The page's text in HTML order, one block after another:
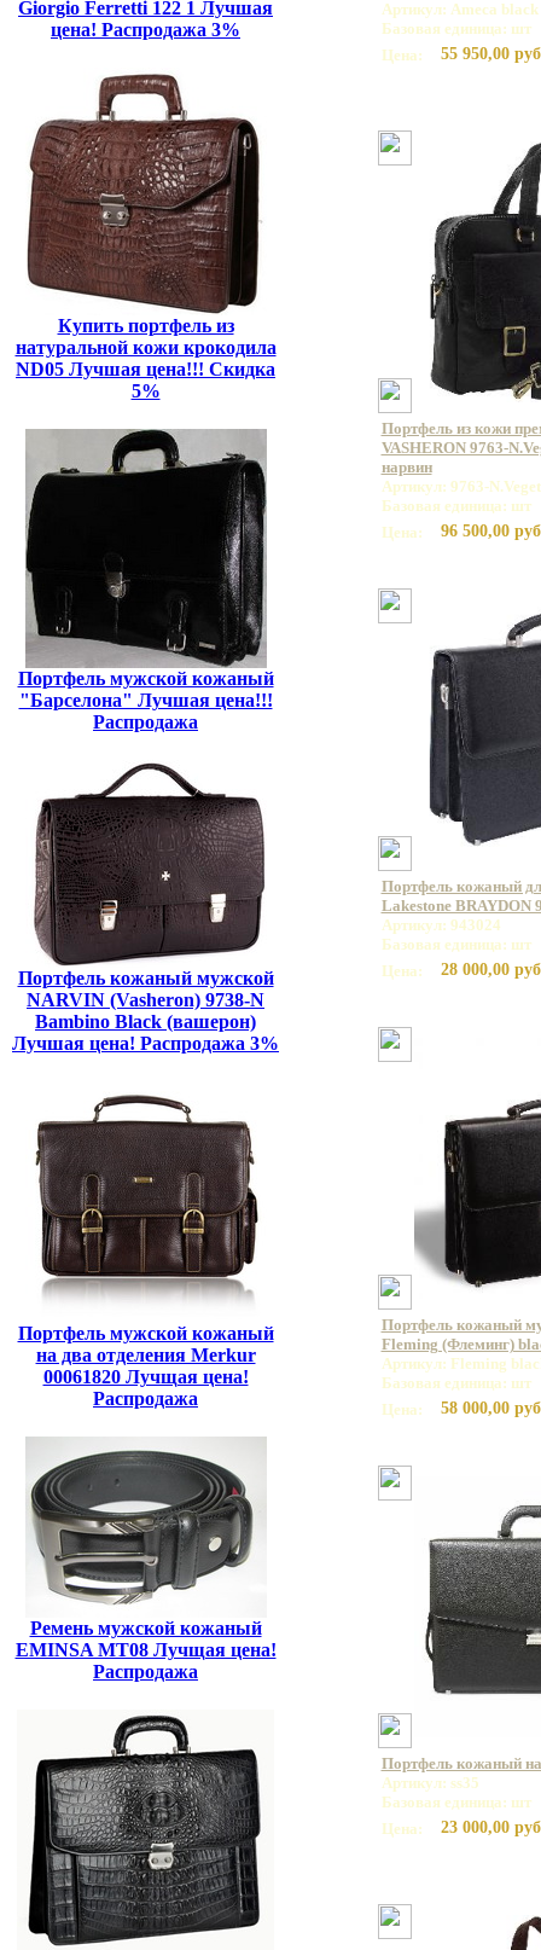
Giorgio Ferretti 122 1 Лучшая
цена! Распродажа 3%
Купить портфель из
натуральной кожи крокодила
ND05 Лучшая цена!!! Скидка
5%
Портфель мужской кожаный
"Барселона" Лучшая цена!!!
Распродажа
Портфель кожаный мужской
NARVIN (Vasheron) 9738-N
Bambino Black (вашерон)
Лучшая цена! Распродажа 3%
Портфель мужской кожаный
на два отделения Merkur
00061820 Лучщая цена!
Распродажа
Ремень мужской кожаный
EMINSA MT08 Лучщая цена!
Распродажа
Артикул: Ameca black
Базовая единица: шт
Цена:
55 950,00
Портфель из кожи
VASHERON 9763-
нарвин
Артикул: 9763-
Базовая единица: шт
Цена:
96 500,00
Портфель кожаный
Lakestone BRAYDON
Артикул: 943024
Базовая единица: шт
Цена:
28 000,00
Портфель кожаный
Fleming (Флеминг)
Артикул: Fleming
Базовая единица: шт
Цена:
58 000,00
Портфель кожаный на
Артикул: ss35
Базовая единица: шт
Цена:
23 000,00